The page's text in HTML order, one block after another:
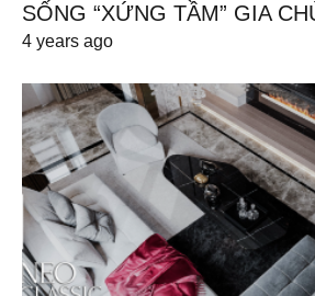
SỐNG “XỨNG TẦM” GIA
4 years ago